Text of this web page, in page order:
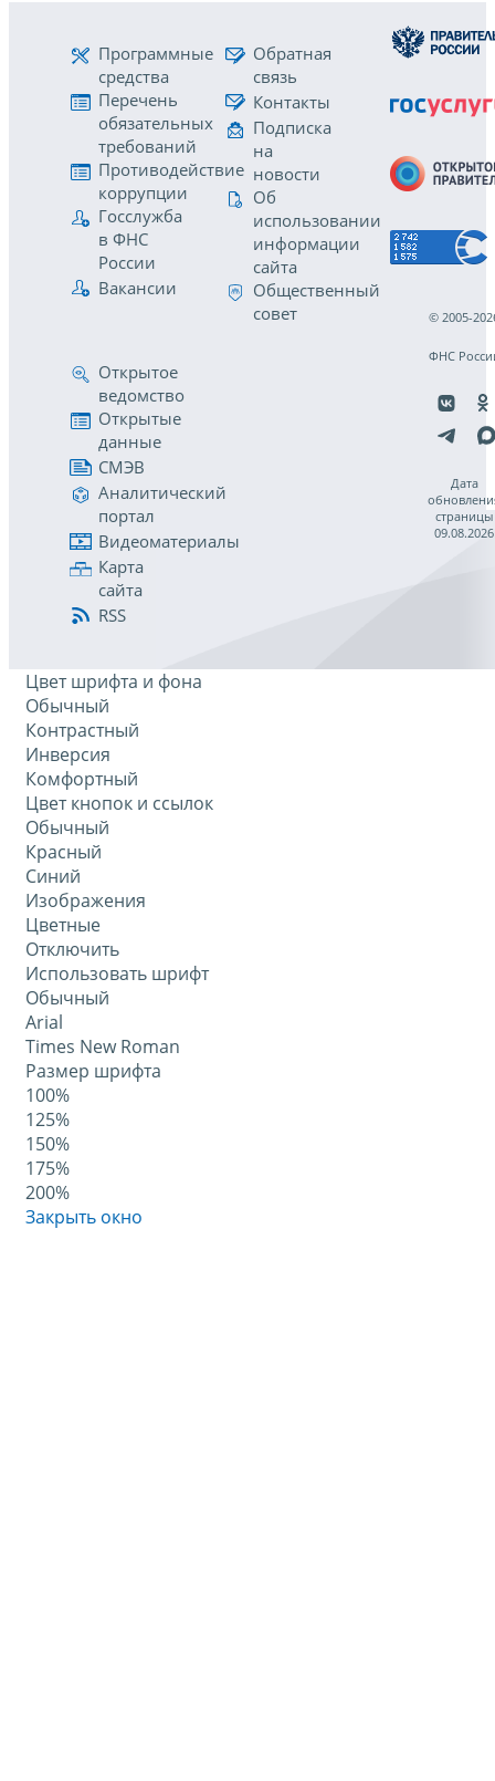
Программные
средства
Перечень
обязательных
требований
Противодействие
коррупции
Госслужба
в ФНС
России
Вакансии
Обратная
связь
Контакты
Подписка
на
новости
Об
использовании
информации
сайта
Общественный
совет
Открытое
ведомство
Открытые
данные
СМЭВ
Аналитический
портал
Видеоматериалы
Карта
сайта
RSS
© 2005-
ФНС
Дата
страницы
09.08.2026
Цвет шрифта и фона
Обычный
Контрастный
Инверсия
Комфортный
Цвет кнопок и ссылок
Обычный
Красный
Синий
Изображения
Цветные
Отключить
Использовать шрифт
Обычный
Arial
Times New Roman
Размер шрифта
100%
125%
150%
175%
200%
Закрыть окно